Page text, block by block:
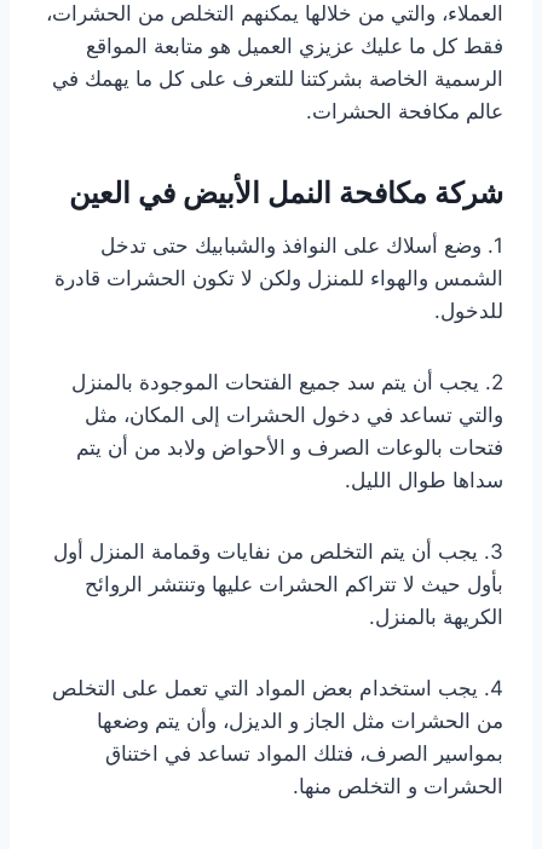
العملاء، والتي من خلالها يمكنهم التخلص من الحشرات،
فقط كل ما عليك عزيزي العميل هو متابعة المواقع
الرسمية الخاصة بشركتنا للتعرف على كل ما يهمك في
عالم مكافحة الحشرات.
شركة مكافحة النمل الأبيض في العين
1. وضع أسلاك على النوافذ والشبابيك حتى تدخل
الشمس والهواء للمنزل ولكن لا تكون الحشرات قادرة
للدخول.
2. يجب أن يتم سد جميع الفتحات الموجودة بالمنزل
والتي تساعد في دخول الحشرات إلى المكان، مثل
فتحات بالوعات الصرف و الأحواض ولابد من أن يتم
سداها طوال الليل.
3. يجب أن يتم التخلص من نفايات وقمامة المنزل أول
بأول حيث لا تتراكم الحشرات عليها وتنتشر الروائح
الكريهة بالمنزل.
4. يجب استخدام بعض المواد التي تعمل على التخلص
من الحشرات مثل الجاز و الديزل، وأن يتم وضعها
بمواسير الصرف، فتلك المواد تساعد في اختناق
الحشرات و التخلص منها.